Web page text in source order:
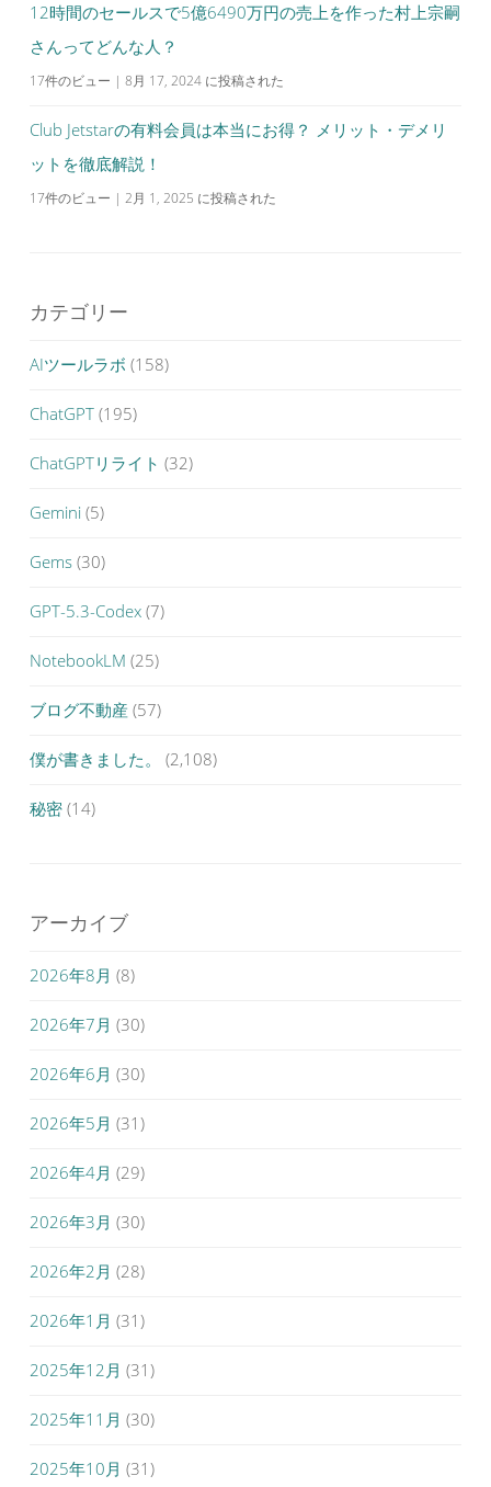
12時間のセールスで5億6490万円の売上を作った村上宗嗣
さんってどんな人？
17件のビュー | 8月 17, 2024 に投稿された
Club Jetstarの有料会員は本当にお得？ メリット・デメリ
ットを徹底解説！
17件のビュー | 2月 1, 2025 に投稿された
カテゴリー
AIツールラボ (158)
ChatGPT (195)
ChatGPTリライト (32)
Gemini (5)
Gems (30)
GPT-5.3-Codex (7)
NotebookLM (25)
ブログ不動産 (57)
僕が書きました。 (2,108)
秘密 (14)
アーカイブ
2026年8月 (8)
2026年7月 (30)
2026年6月 (30)
2026年5月 (31)
2026年4月 (29)
2026年3月 (30)
2026年2月 (28)
2026年1月 (31)
2025年12月 (31)
2025年11月 (30)
2025年10月 (31)